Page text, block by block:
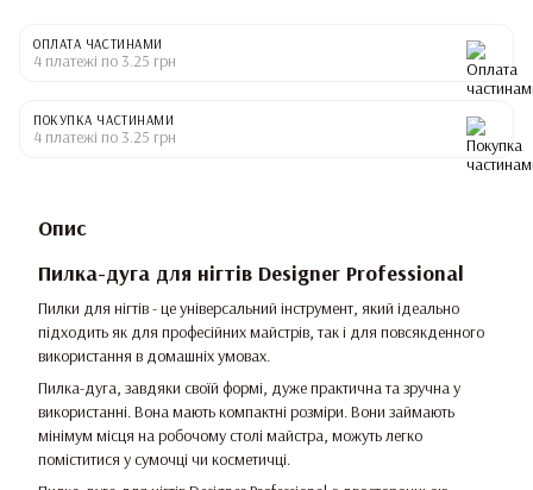
ОПЛАТА ЧАСТИНАМИ
4 платежі по 3.25 грн
ПОКУПКА ЧАСТИНАМИ
4 платежі по 3.25 грн
Опис
Пилка-дуга для нігтів Designer Professional
Пилки для нігтів - це універсальний інструмент, який ідеально
підходить як для професійних майстрів, так і для повсякденного
використання в домашніх умовах.
Пилка-дуга, завдяки своїй формі, дуже практична та зручна у
використанні. Вона мають компактні розміри. Вони займають
мінімум місця на робочому столі майстра, можуть легко
поміститися у сумочці чи косметичці.